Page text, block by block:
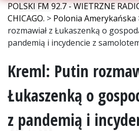
POLSKI FM 92.7 - WIETRZNE
CHICAGO. > Polonia Amerykańska
rozmawiał z Łukaszenką o
pandemią i incydencie z
Kreml: Putin
Łukaszenką o
z pandemią i